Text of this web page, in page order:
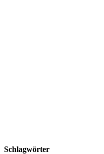
Schlagwörter